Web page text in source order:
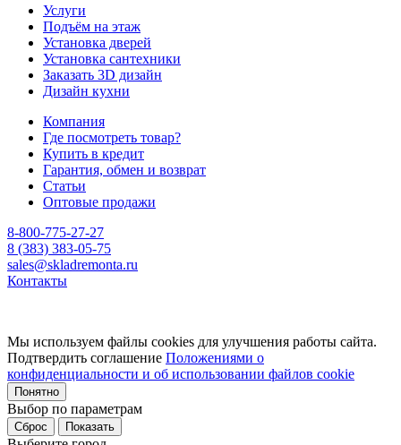
Услуги
Подъём на этаж
Установка дверей
Установка сантехники
Заказать 3D дизайн
Дизайн кухни
Компания
Где посмотреть товар?
Купить в кредит
Гарантия, обмен и возврат
Статьи
Оптовые продажи
8-800-775-27-27
8 (383) 383-05-75
sales@skladremonta.ru
Контакты
Мы используем файлы cookies для улучшения работы сайта.
Подтвердить соглашение Положениями о
конфиденциальности и об использовании файлов cookie
Понятно
Выбор по параметрам
Сброс Показать